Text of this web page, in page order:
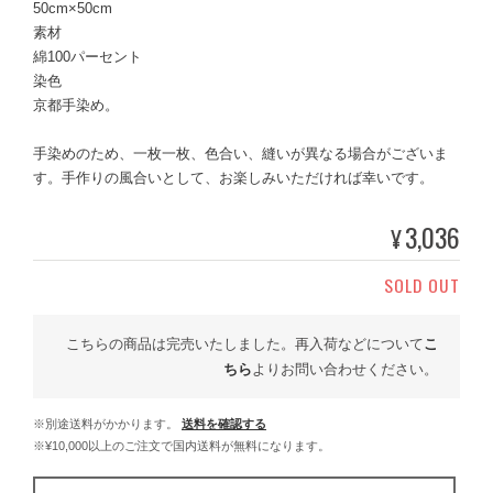
50cm×50cm
素材
綿100パーセント
染色
京都手染め。
手染めのため、一枚一枚、色合い、縫いが異なる場合がございま
す。手作りの風合いとして、お楽しみいただければ幸いです。
¥3,036
SOLD OUT
こちらの商品は完売いたしました。再入荷などについてこ
ちらよりお問い合わせください。
※別途送料がかかります。
送料を確認する
※¥10,000以上のご注文で国内送料が無料になります。